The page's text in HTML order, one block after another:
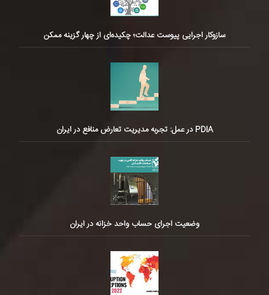
سازوکار اجرایی پیوست عدالت؛ چکیده‌ای از چهار گزینه ممکن
PDIA در عمل: تجربه مدیریت تعارض منافع در ایران
وضعیت اجرای حساب واحد خزانه در ایران